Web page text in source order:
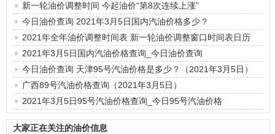
新一轮油价调整时间 今起油价“第8次连续上涨”
今日油价查询 2021年3月5日国内汽油价格多少？
2021年全年油价调整时间表 新一轮油价调整窗口时间表日历
2021年3月5日国内汽油价格查询_今日油价查询
今日油价查询 天津95号汽油价格是多少？（2021年3月5日）
广西89号汽油价格查询（2021年3月5日）
2021年3月5日95号汽油价格查询_今日95号汽油价格
大家正在关注的油价信息